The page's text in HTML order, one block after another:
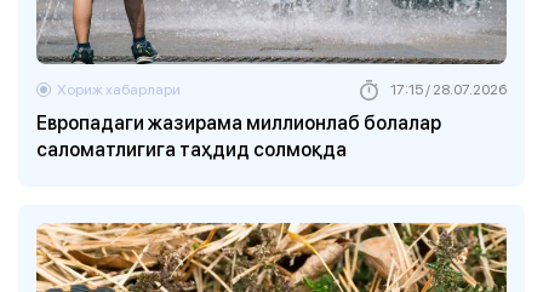
Европадаги жазирама миллионлаб болалар
саломатлигига таҳдид солмоқда
Хориж хабарлари 17:15 / 28.07.2026